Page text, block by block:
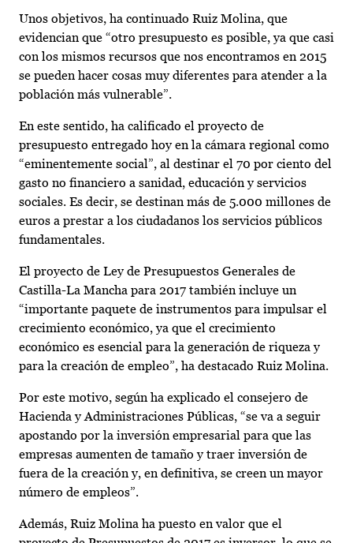
Unos objetivos, ha continuado Ruiz Molina, que
evidencian que “otro presupuesto es posible, ya que casi
con los mismos recursos que nos encontramos en 2015
se pueden hacer cosas muy diferentes para atender a la
población más vulnerable”.
En este sentido, ha calificado el proyecto de
presupuesto entregado hoy en la cámara regional como
“eminentemente social”, al destinar el 70 por ciento del
gasto no financiero a sanidad, educación y servicios
sociales. Es decir, se destinan más de 5.000 millones de
euros a prestar a los ciudadanos los servicios públicos
fundamentales.
El proyecto de Ley de Presupuestos Generales de
Castilla-La Mancha para 2017 también incluye un
“importante paquete de instrumentos para impulsar el
crecimiento económico, ya que el crecimiento
económico es esencial para la generación de riqueza y
para la creación de empleo”, ha destacado Ruiz Molina.
Por este motivo, según ha explicado el consejero de
Hacienda y Administraciones Públicas, “se va a seguir
apostando por la inversión empresarial para que las
empresas aumenten de tamaño y traer inversión de
fuera de la creación y, en definitiva, se creen un mayor
número de empleos”.
Además, Ruiz Molina ha puesto en valor que el